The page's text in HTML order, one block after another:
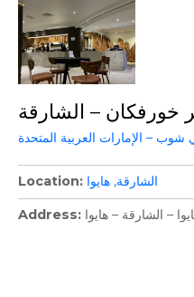
خورفكان – الشارقة
شوب – الإمارات العربية المتحدة
Location الشارقة هايوا
Address – الشارقة – هايوا